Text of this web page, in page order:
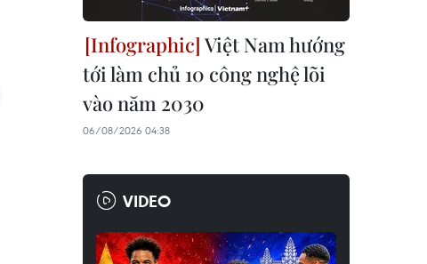
Việt Nam hướng
tới làm chủ 10 công nghệ lõi
vào năm 2030
06/08/2026 04:38
VIDEO